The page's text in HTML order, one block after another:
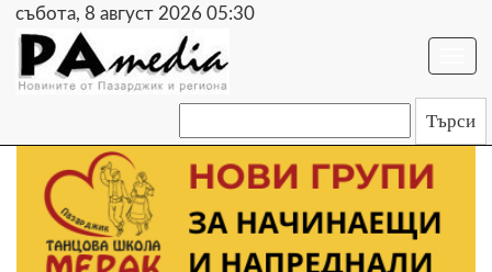
събота, 8 август 2026 05:30